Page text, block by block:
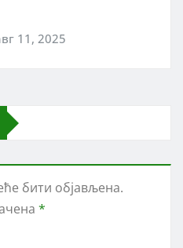
11, 2025
бити објављена.
*